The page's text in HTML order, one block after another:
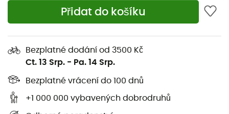
Přidat do košíku
Bezplatné dodání od 3500 Kč
Ct. 13 Srp. - Pa. 14 Srp.
Bezplatné vrácení do 100 dnů
+1 000 000 vybavených dobrodruhů